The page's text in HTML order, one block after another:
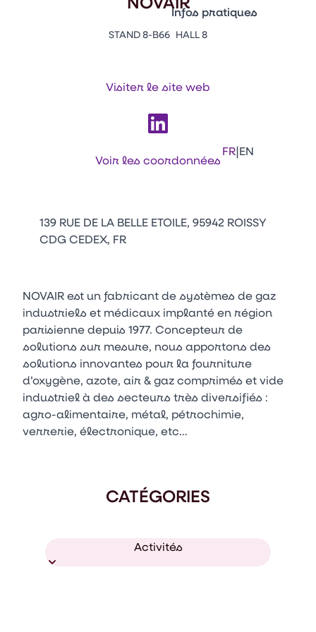
Vitrine Innovations
Emballages
Infos pratiques
Contacts
Appuyez sur Entrée pour
FR|EN
STAND 8-B66 HALL 8
Visiter le site web
Voir les coordonnées
139 RUE DE LA BELLE ETOILE, 95942 ROISSY
CDG CEDEX, FR
NOVAIR est un fabricant de systèmes de gaz
industriels et médicaux implanté en région
parisienne depuis 1977. Concepteur de
solutions sur mesure, nous apportons des
solutions innovantes pour la fourniture
d’oxygène, azote, air & gaz comprimés et vide
industriel à des secteurs très diversifiés :
agro-alimentaire, métal, pétrochimie,
verrerie, électronique, etc…
CATÉGORIES
Activités